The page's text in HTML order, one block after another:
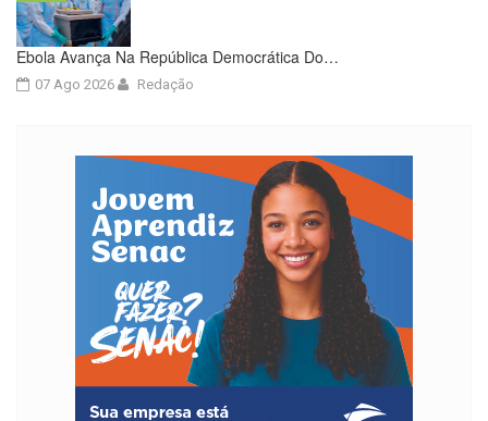
Ebola Avança Na República Democrática Do…
07 Ago 2026 Redação